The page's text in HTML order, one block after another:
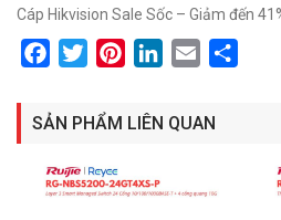
Cáp Hikvision Sale Sốc – Giảm đến
FacebookTwitterPinterestLinkedIn
Email
SẢN PHẨM LIÊN QUAN